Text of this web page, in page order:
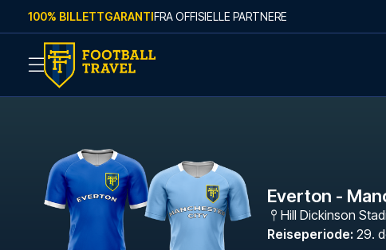
Skip to content
100% BILLETTGARANTIFRA OFFISIELLE PARTNERE
Everton -
Hill Dickinson
Reiseperiode: 29.